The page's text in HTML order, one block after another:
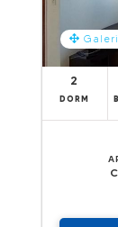
2
DORM